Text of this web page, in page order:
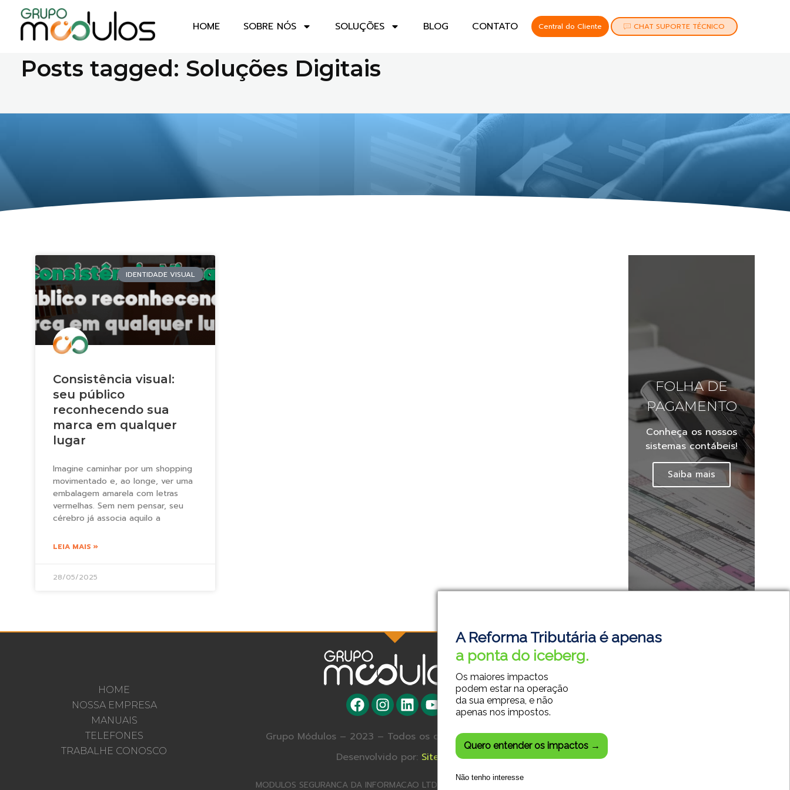
A Reforma Tributária é apenas
a ponta do iceberg.
Os maiores impactos
podem estar na operação
da sua empresa, e não
apenas nos impostos.
Quero entender os impactos →
Não tenho interesse
HOME SOBRE NÓS SOLUÇÕES BLOG CONTATO Central do Cliente CHAT SUPORTE TÉCNICO
Soluções Digitais
Posts tagged: Soluções Digitais
IDENTIDADE VISUAL
Consistência visual:
seu público
reconhecendo sua
marca em qualquer
lugar
Imagine caminhar por um shopping
movimentado e, ao longe, ver uma
embalagem amarela com letras
vermelhas. Sem nem pensar, seu
cérebro já associa aquilo a
LEIA MAIS »
28/05/2025
FOLHA DE
PAGAMENTO
Conheça os nossos
sistemas contábeis!
Saiba mais
HOME
NOSSA EMPRESA
MANUAIS
TELEFONES
TRABALHE CONOSCO
Grupo Módulos – 2023 – Todos os direitos reservados.
Desenvolvido por: Site SA
MODULOS SEGURANCA DA INFORMACAO LTDA – 23.179.572/0001-85